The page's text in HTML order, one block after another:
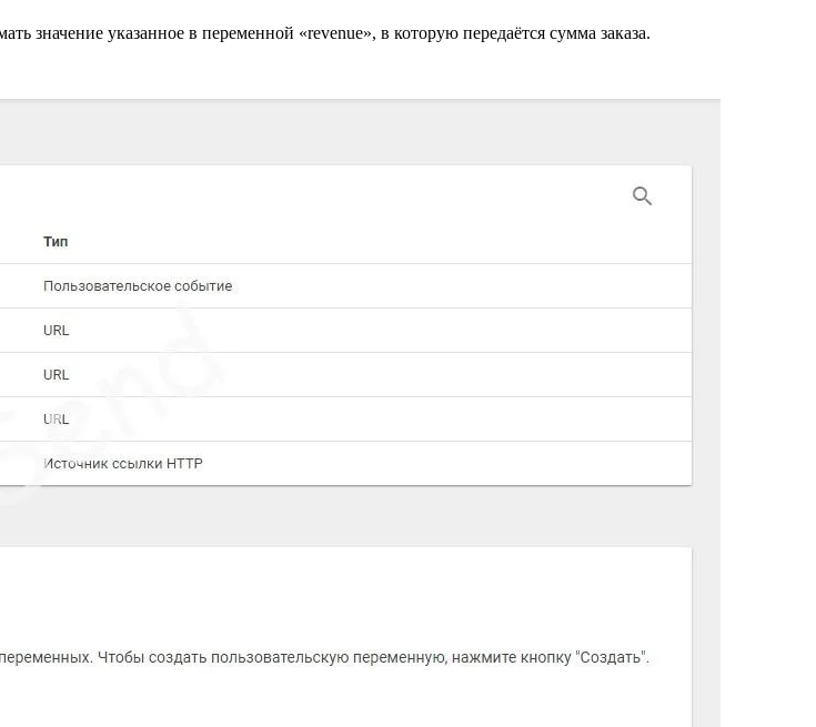
значение указанное в переменной «revenue», в которую передаётся сумма заказа.